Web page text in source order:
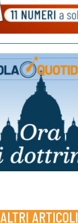
ALTRI ARTICOLI